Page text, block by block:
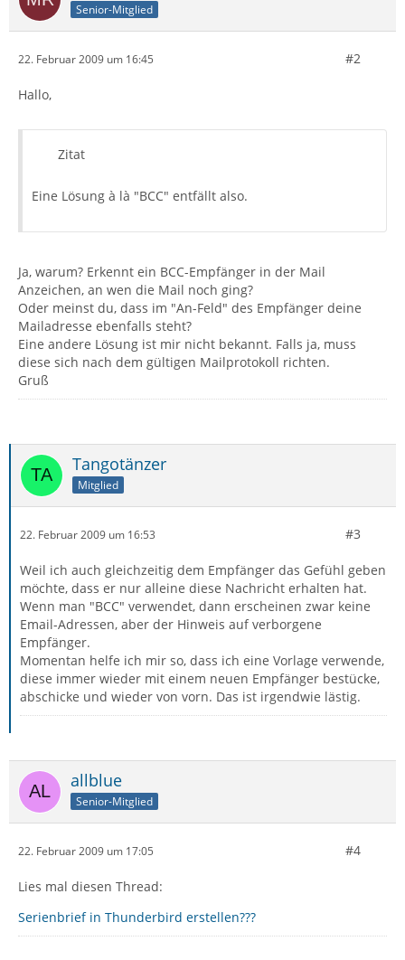
Senior-Mitglied
22. Februar 2009 um 16:45 #2
Hallo,
Zitat
Eine Lösung à là "BCC" entfällt also.
Ja, warum? Erkennt ein BCC-Empfänger in der Mail
Anzeichen, an wen die Mail noch ging?
Oder meinst du, dass im "An-Feld" des Empfänger deine
Mailadresse ebenfalls steht?
Eine andere Lösung ist mir nicht bekannt. Falls ja, muss
diese sich nach dem gültigen Mailprotokoll richten.
Gruß
Tangotänzer
Mitglied
22. Februar 2009 um 16:53 #3
Weil ich auch gleichzeitig dem Empfänger das Gefühl geben
möchte, dass er nur alleine diese Nachricht erhalten hat.
Wenn man "BCC" verwendet, dann erscheinen zwar keine
Email-Adressen, aber der Hinweis auf verborgene
Empfänger.
Momentan helfe ich mir so, dass ich eine Vorlage verwende,
diese immer wieder mit einem neuen Empfänger bestücke,
abschicke und wieder von vorn. Das ist irgendwie lästig.
allblue
Senior-Mitglied
22. Februar 2009 um 17:05 #4
Lies mal diesen Thread:
Serienbrief in Thunderbird erstellen???